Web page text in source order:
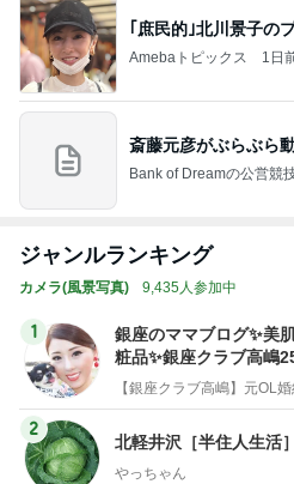
｢庶民的｣北川景子の
Amebaトピックス 1日
斎藤元彦がぶらぶら
Bank of Dreamの公営競
ジャンルランキング
カメラ(風景写真) 9,435人参加中
1
銀座のママブログ✨美
粧品✨銀座クラブ高嶋
物でエルメス バーキ
2
北軽井沢［半住人生活］
やっちゃん